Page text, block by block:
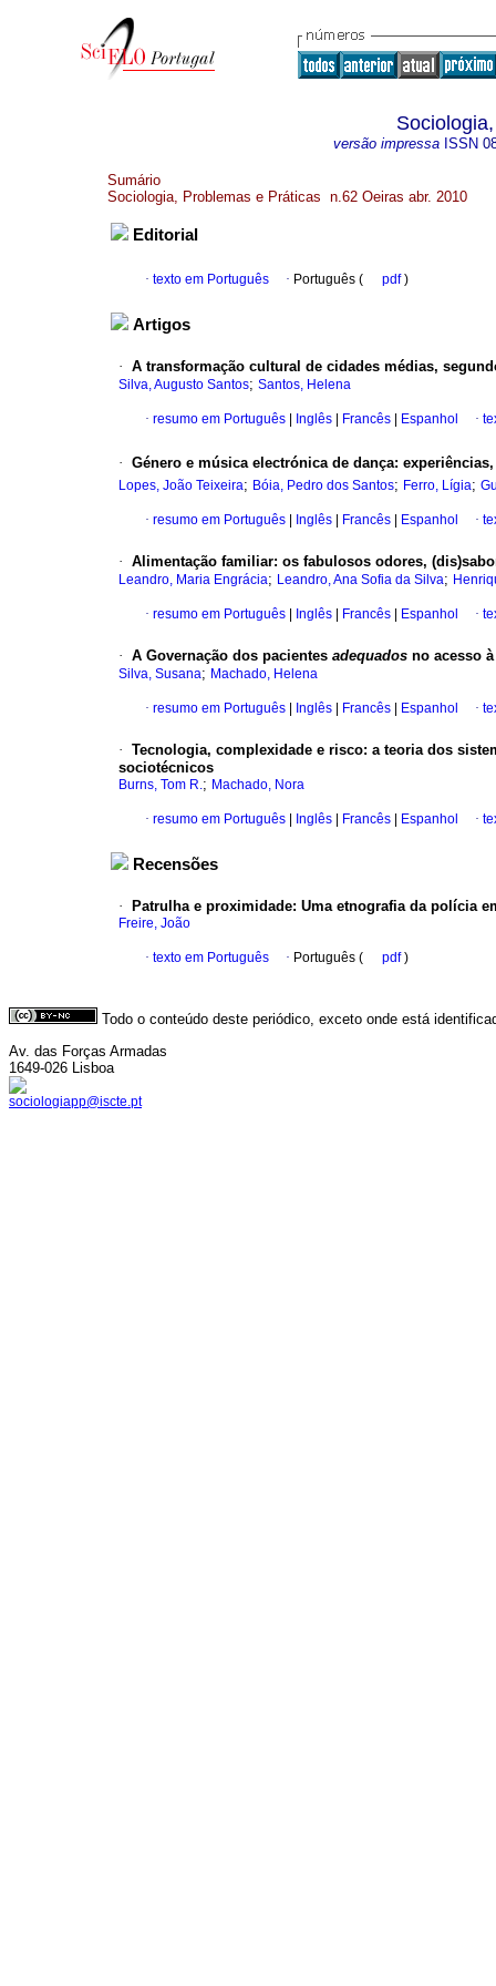
versão impressa ISSN
Sumário
Sociologia, Problemas e Práticas n.62 Oeiras abr. 2010
Editorial
· texto em Português · Português ( pdf)
Artigos
· A transformação cultural de cidades médias,
Silva, Augusto Santos; Santos, Helena
· resumo em Português Inglês Francês Espanhol ·
· Género e música electrónica de dança: experiências,
Lopes, João Teixeira; Bóia, Pedro dos Santos; Ferro, Lígia;
· resumo em Português Inglês Francês Espanhol ·
· Alimentação familiar: os fabulosos odores,
Leandro, Maria Engrácia; Leandro, Ana Sofia da Silva;
· resumo em Português Inglês Francês Espanhol ·
· A Governação dos pacientes adequados no acesso
Silva, Susana; Machado, Helena
· resumo em Português Inglês Francês Espanhol ·
· Tecnologia, complexidade e risco: a teoria dos
sociotécnicos
Burns, Tom R.; Machado, Nora
· resumo em Português Inglês Francês Espanhol ·
Recensões
· Patrulha e proximidade: Uma etnografia da polícia
Freire, João
· texto em Português · Português ( pdf)
Todo o conteúdo deste periódico, exceto onde está
Av. das Forças Armadas
1649-026 Lisboa
sociologiapp@iscte.pt